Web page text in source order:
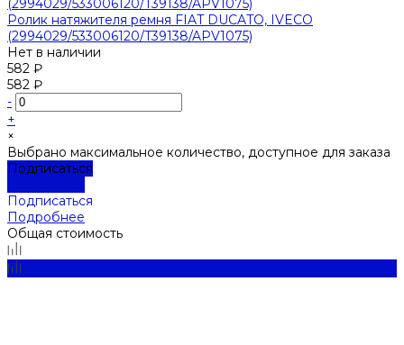
Ролик натяжителя ремня FIAT DUCATO, IVECO
(2994029/533006120/T39138/APV1075)
Нет в наличии
582 ₽
582 ₽
-
+
×
Выбрано максимальное количество, доступное для заказа
Подписаться
Подписаться
Подробнее
Общая стоимость